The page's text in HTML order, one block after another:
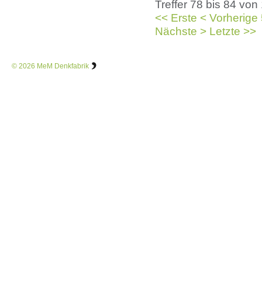
Treffer 78 bis 84 von
<< Erste < Vorherige
Nächste > Letzte >>
© 2026 MeM Denkfabrik